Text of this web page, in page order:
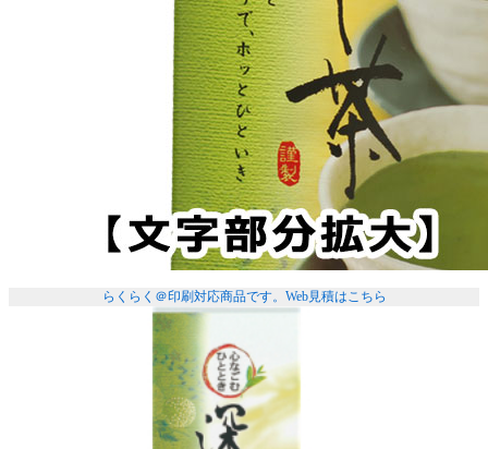
らくらく＠印刷対応商品です。 Web見積はこちら